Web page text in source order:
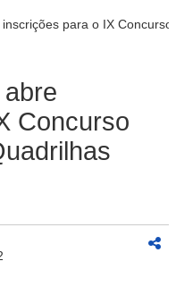
para o IX
Concurso